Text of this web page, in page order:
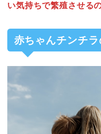
い気持ちで繁殖させる
赤ちゃんチンチ